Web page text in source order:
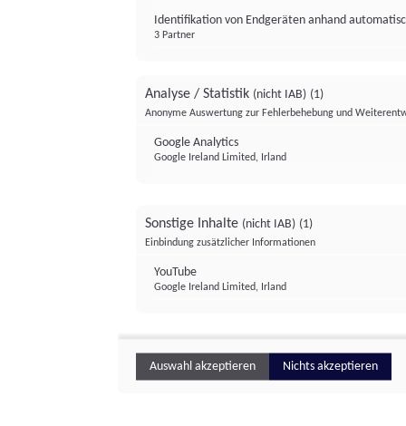
Identifikation von Endgeräten anhand
3 Partner
Analyse / Statistik (nicht IAB) (1)
Anonyme Auswertung zur Fehlerbehebung und
Google Analytics
Google Ireland Limited, Irland
Sonstige Inhalte (nicht IAB) (1)
Einbindung zusätzlicher Informationen
YouTube
Google Ireland Limited, Irland
Auswahl akzeptieren Nichts akzeptieren